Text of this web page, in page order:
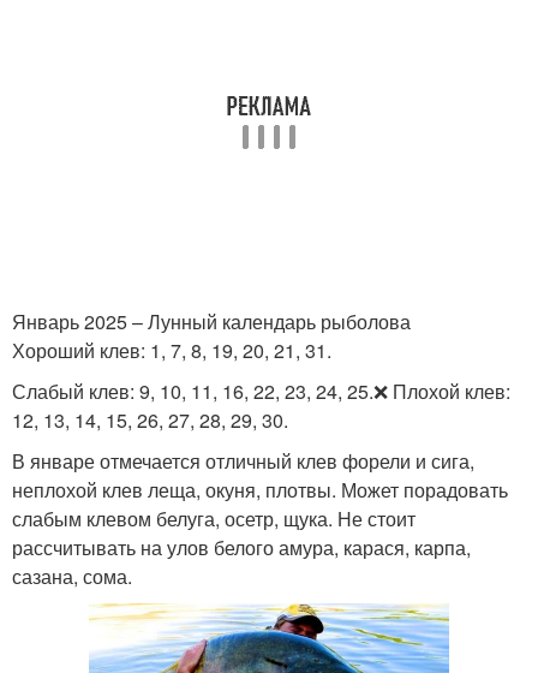
Январь 2025 – Лунный календарь рыболова
Хороший клев: 1, 7, 8, 19, 20, 21, 31.
Слабый клев: 9, 10, 11, 16, 22, 23, 24, 25.❌ Плохой клев:
12, 13, 14, 15, 26, 27, 28, 29, 30.
В январе отмечается отличный клев форели и сига,
неплохой клев леща, окуня, плотвы. Может порадовать
слабым клевом белуга, осетр, щука. Не стоит
рассчитывать на улов белого амура, карася, карпа,
сазана, сома.